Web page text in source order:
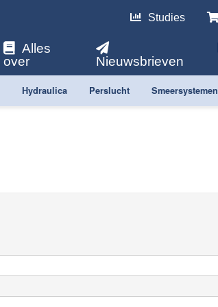
Studies
Alles
over
Nieuwsbrieven
Hydraulica Perslucht Smeersystemen